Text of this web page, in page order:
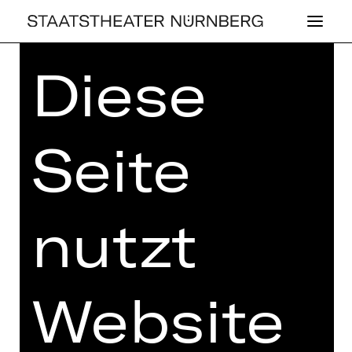
Home >
2026/2027> Kammerspiele-Abo
Wochenende: K3
KAMMERSPIELE-ABO
WOCHENENDE: K3
III 89,00 €
IV 76,50 €
Diese
Seite
nutzt
Website